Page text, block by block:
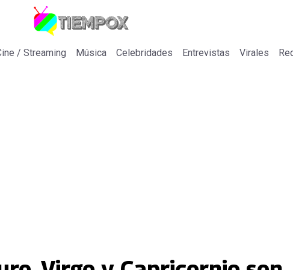
/ Streaming Música Celebridades Entrevistas Virales